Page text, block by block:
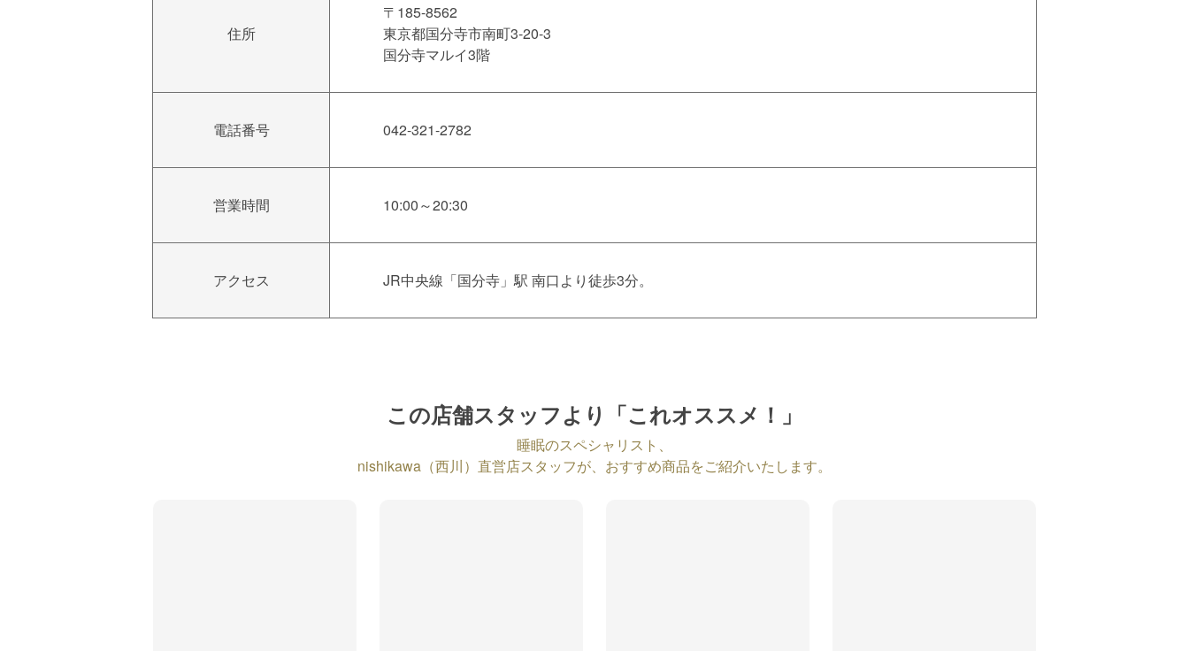
住所
〒185-8562
東京都国分寺市南町3-20-3
国分寺マルイ3階
電話番号 042-321-2782
営業時間 10:00～20:30
アクセス JR中央線「国分寺」駅 南口より徒歩3分。
この店舗スタッフより「これオススメ！」
睡眠のスペシャリスト、
nishikawa（西川）直営店スタッフが、 おすすめ商品をご紹介いたします。